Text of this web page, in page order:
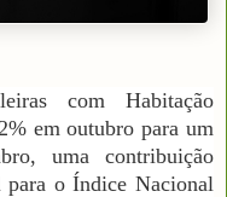
com Habitação
em outubro para um
uma contribuição
o Índice Nacional